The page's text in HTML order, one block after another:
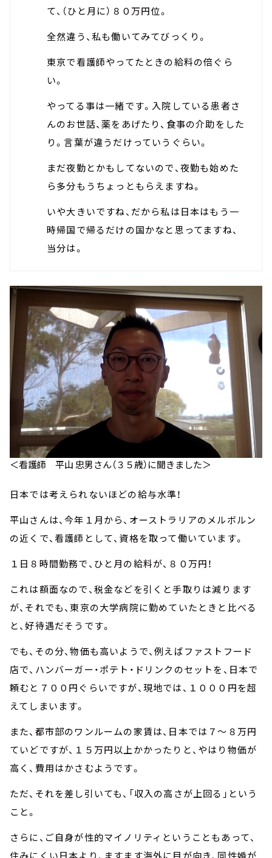
て、（ひと月に）８０万円位。
全然違う、私も働いてみてびっくり。
東京で看護師やってたときの給料の倍ぐら
い。
やってる事は一緒です。入院している患者さ
んのお世話、薬をあげたり、食事の介助をした
り。言葉が違うだけっていうぐらい。
まだ夜勤とかもしてないので、夜勤も始めた
ら多分もうちょっともらえますね。
いや大きいですね、だから私は日本はもう一
時帰国で帰るだけの国かなと思ってますね、
当分は。
＜看護師 平山 忠男さん（３５歳）に聞きました＞
日本では考えられないほどの給与水準！
平山さんは、今年１月から、オーストラリアのメルボルン
の近くで、看護師として、資格を取って働いています。
１日８時間勤務で、ひと月の給料が、８０万円！
これは額面なので、税金などを引くと手取りは減ります
が、それでも、東京の大学病院に勤めていたときと比べる
と、好待遇だそうです。
でも、その分、物価も高いようで、例えばファストフード
店で、ハンバーガー・ポテト・ドリンクのセットを、日本で
頼むと７００円ぐらいですが、現地では、１０００円を超
えてしまいます。
また、都市部のワンルームの家賃は、日本では７～８万円
ていどですが、１５万円以上かかったりと、やはり物価が
高く、費用はかさむようです。
ただ、それを差し引いても、「収入の高さが上回る」という
こと。
さらに、ご自身が性的マイノリティということもあって、
住みにくい日本より、ますます海外に目が向き、同性婚が